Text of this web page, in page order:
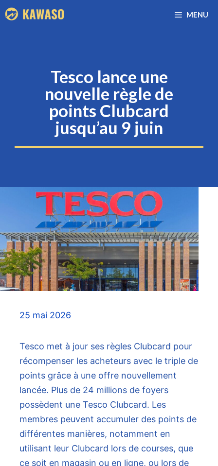
Aller
au
MENU
Tesco lance une
nouvelle règle de
points Clubcard
jusqu’au 9 juin
25 mai 2026
Tesco met à jour ses règles Clubcard pour
récompenser les acheteurs avec le triple de
points grâce à une offre nouvellement
lancée. Plus de 24 millions de foyers
possèdent une Tesco Clubcard. Les
membres peuvent accumuler des points de
différentes manières, notamment en
utilisant leur Clubcard lors de courses, que
ce soit en magasin ou en ligne, ou lors de